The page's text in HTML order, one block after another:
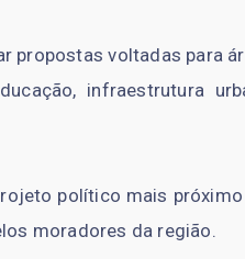
propostas voltadas para
infraestrutura
político mais
moradores da região.